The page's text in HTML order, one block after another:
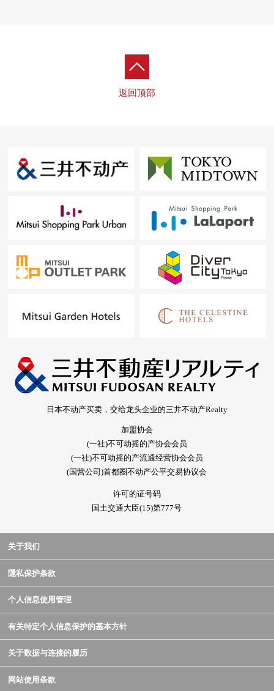
・附带温水冲洗暖气马桶座的厕所
・同四季的森公园邻接的绿丰富的居住环境
■ 在找想要的家方面给予帮助的━━━━━・・・
房源的详细、需讨论是如有意向，请跟我们联系。
返回顶部
日本不动产买卖，交给龙头企业的三井不动产Realty
加盟协会
(一社)不可动摇的产协会会员
(一社)不可动摇的产流通经营协会会员
(国营公司)首都圈不动产公平交易协议会
许可的证号码
国土交通大臣(15)第777号
关于我们
隱私保护条款
个人信息使用管理
有关特定个人信息保护的基本方针
关于数据与连接的履历
网站使用条款